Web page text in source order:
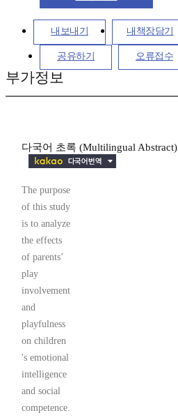
내보내기 내책장담기
공유하기 오류접수
부가정보
다국어 초록 (Multilingual Abstract)
The purpose
of this study
is to analyze
the effects
of parents’
play
involvement
and
playfulness
on children
's emotional
intelligence
and social
competence.